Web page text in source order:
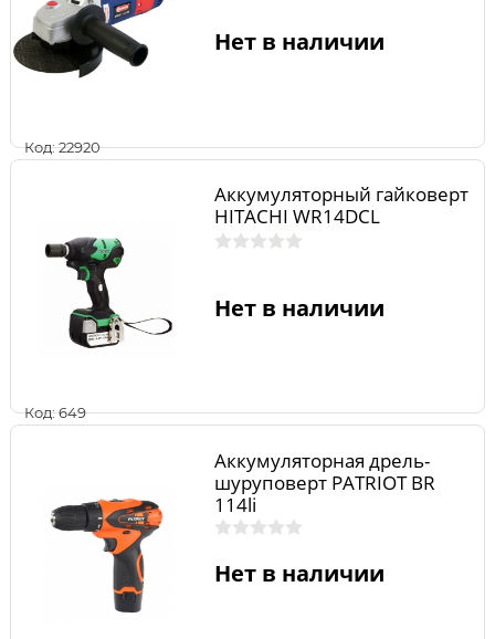
Код: 22920
Нет в наличии
Код: 649
Аккумуляторный гайковерт
HITACHI WR14DCL
Нет в наличии
Аккумуляторная дрель-
шуруповерт PATRIOT BR
114li
Нет в наличии